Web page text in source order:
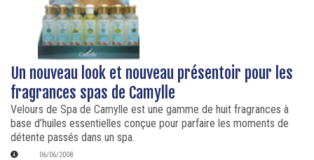
Un nouveau look et nouveau présentoir pour les
fragrances spas de Camylle
Velours de Spa de Camylle est une gamme de huit fragrances à
base d’huiles essentielles conçue pour parfaire les moments de
détente passés dans un spa.
06/06/2008